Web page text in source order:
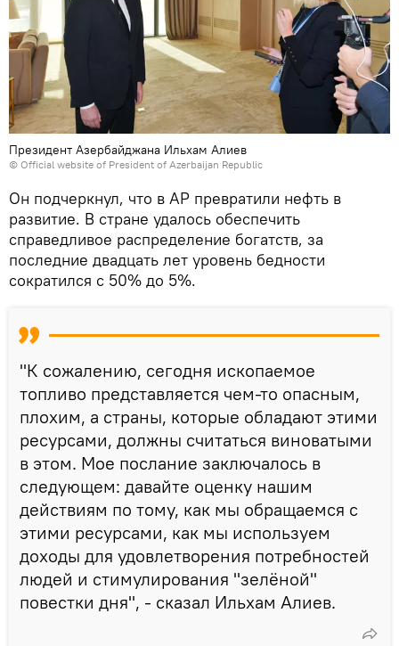
Президент Азербайджана Ильхам Алиев
© Official website of President of Azerbaijan Republic
Он подчеркнул, что в АР превратили нефть в
развитие. В стране удалось обеспечить
справедливое распределение богатств, за
последние двадцать лет уровень бедности
сократился с 50% до 5%.
"К сожалению, сегодня ископаемое
топливо представляется чем-то опасным,
плохим, а страны, которые обладают этими
ресурсами, должны считаться виноватыми
в этом. Мое послание заключалось в
следующем: давайте оценку нашим
действиям по тому, как мы обращаемся с
этими ресурсами, как мы используем
доходы для удовлетворения потребностей
людей и стимулирования "зелёной"
повестки дня", - сказал Ильхам Алиев.